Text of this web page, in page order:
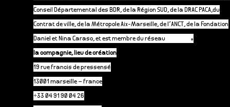
Conseil Départemental des BDR, de la Région SUD, de la DRAC PACA,du
Contrat de ville, de la Métropole Aix-Marseille, de l’ANCT, de la Fondation
Daniel et Nina Caraso, et est membre du réseau .
la compagnie, lieu de création
19 rue francis de pressensé
13001 marseille – france
+33 04 91 90 04 26